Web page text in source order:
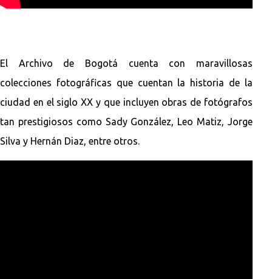
El Archivo de Bogotá cuenta con maravillosas
colecciones fotográficas que cuentan la historia de la
ciudad en el siglo XX y que incluyen obras de fotógrafos
tan prestigiosos como Sady González, Leo Matiz, Jorge
Silva y Hernán Diaz, entre otros.